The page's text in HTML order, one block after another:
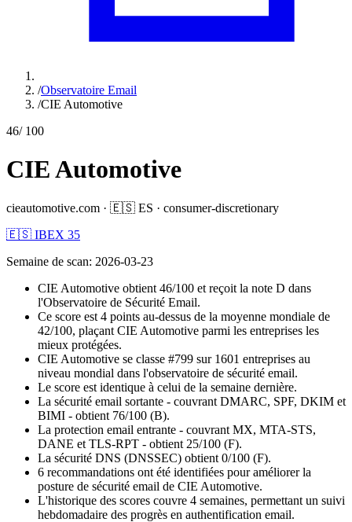
/Observatoire Email
/CIE Automotive
46/ 100
CIE Automotive
cieautomotive.com · 🇪🇸 ES · consumer-discretionary
🇪🇸 IBEX 35
Semaine de scan: 2026-03-23
CIE Automotive obtient 46/100 et reçoit la note D dans
l'Observatoire de Sécurité Email.
Ce score est 4 points au-dessus de la moyenne mondiale de
42/100, plaçant CIE Automotive parmi les entreprises les
mieux protégées.
CIE Automotive se classe #799 sur 1601 entreprises au
niveau mondial dans l'observatoire de sécurité email.
Le score est identique à celui de la semaine dernière.
La sécurité email sortante - couvrant DMARC, SPF, DKIM et
BIMI - obtient 76/100 (B).
La protection email entrante - couvrant MX, MTA-STS,
DANE et TLS-RPT - obtient 25/100 (F).
La sécurité DNS (DNSSEC) obtient 0/100 (F).
6 recommandations ont été identifiées pour améliorer la
posture de sécurité email de CIE Automotive.
L'historique des scores couvre 4 semaines, permettant un suivi
hebdomadaire des progrès en authentification email.